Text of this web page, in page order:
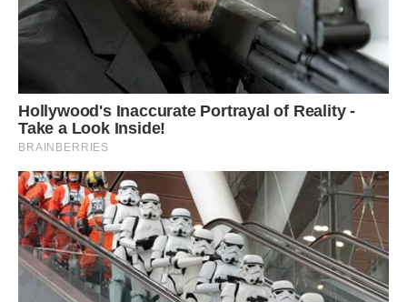
леле, що ж я наробила?”, а ще – з якимось самій її
незрозумілим… захопленням. “Мій дім?.. Тут – мій дім?”
– А ви хто тут, пані, будете? – приємний і трохи іронічний
голос висмикнув Вероніку з її роздумів.
– Вероніка я. І хочу цей будинок відбудувати. Бо тут мій
дім. Будівельники будуть потрібні. Не порадиш часом кого
– Приємно познайомитися. Вітаю вдома! А я Марко,
будівельник у третьому поколінні, і мені нарешті буде, що
будувати! – все з тією ж доброю привабливою іронією.